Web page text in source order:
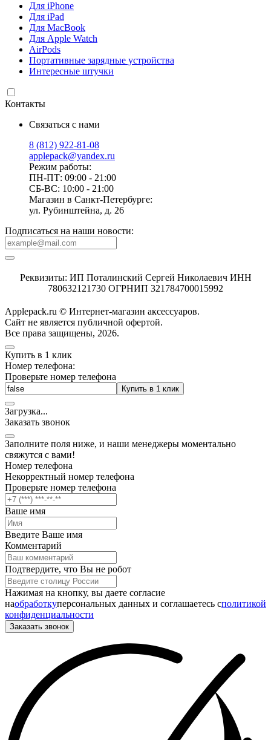
Для iPhone
Для iPad
Для MacBook
Для Apple Watch
AirPods
Портативные зарядные устройства
Интересные штучки
Контакты
Связаться с нами
8 (812) 922-81-08
applepack@yandex.ru
Режим работы:
ПН-ПТ: 09:00 - 21:00
СБ-ВС: 10:00 - 21:00
Магазин в Санкт-Петербурге:
ул. Рубинштейна, д. 26
Подписаться на наши новости:
Реквизиты: ИП Поталинский Сергей Николаевич ИНН
780632121730 ОГРНИП 321784700015992
Applepack.ru © Интернет-магазин аксессуаров.
Cайт не является публичной офертой.
Все права защищены, 2026.
Купить в 1 клик
Номер телефона:
Проверьте номер телефона
Купить в 1 клик
Загрузка...
Заказать звонок
Заполните поля ниже, и наши менеджеры моментально
свяжутся с вами!
Номер телефона
Некорректный номер телефона
Проверьте номер телефона
Ваше имя
Введите Ваше имя
Комментарий
Подтвердите, что Вы не робот
Нажимая на кнопку, вы даете согласие
наобработкуперсональных данных и соглашаетесь cполитикой
конфиденциальности
Заказать звонок